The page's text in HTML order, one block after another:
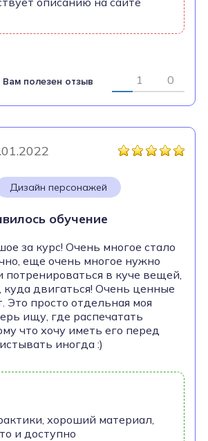
полезен отзыв 1 0
Дизайн персонажей
обучение
за курс! Очень многое стало
еще очень многое нужно
потренироваться в куче вещей,
куда двигаться! Очень ценные
Это просто отдельная моя
ищу, где распечатать
что хочу иметь его перед
иногда :)
хороший материал,
и доступно